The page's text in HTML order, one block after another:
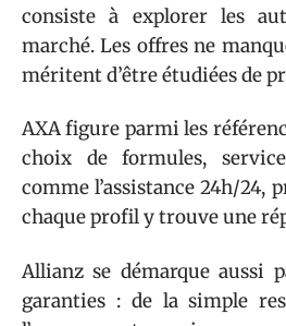
consiste à explorer les
marché. Les offres ne
méritent d’être étudiées de
AXA figure parmi les
choix de formules,
comme l’assistance 24h/
chaque profil y trouve une
Allianz se démarque aussi
garanties : de la simple